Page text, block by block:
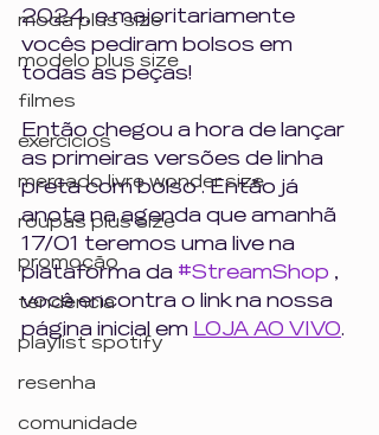
moda plus size
modelo plus size
filmes
exercícios
mercado livre wonder size
roupas plus size
promoção
tendência
playlist spotify
resenha
comunidade
2024, e majoritariamente
vocês pediram bolsos em
todas as peças!
Então chegou a hora de lançar
as primeiras versões de linha
preta com bolso . Então já
anota na agenda que amanhã
17/01 teremos uma live na
plataforma da #StreamShop ,
você encontra o link na nossa
página inicial em LOJA AO VIVO.